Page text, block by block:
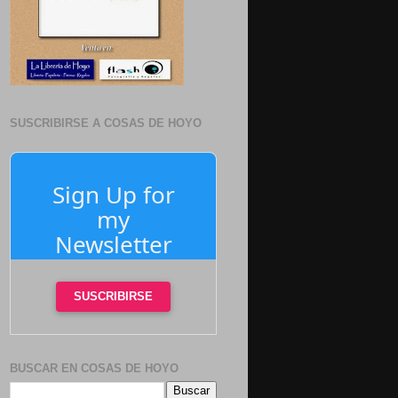
SUSCRIBIRSE A COSAS DE HOYO
Sign Up for
my
Newsletter
SUSCRIBIRSE
BUSCAR EN COSAS DE HOYO